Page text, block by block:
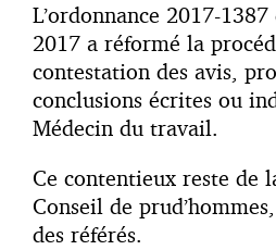
L’ordonnance 2017-
2017 a réformé la
contestation des avis,
conclusions écrites ou
Médecin du travail.
Ce contentieux reste de
Conseil de
des référés.